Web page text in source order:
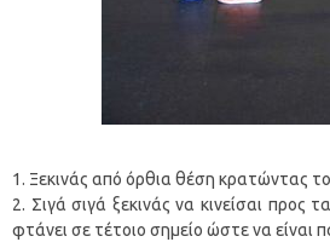
Ξεκινάς από όρθια θέση κρατώντας
Σιγά σιγά ξεκινάς να κινείσαι προς
φτάνει σε τέτοιο σημείο ώστε να είναι